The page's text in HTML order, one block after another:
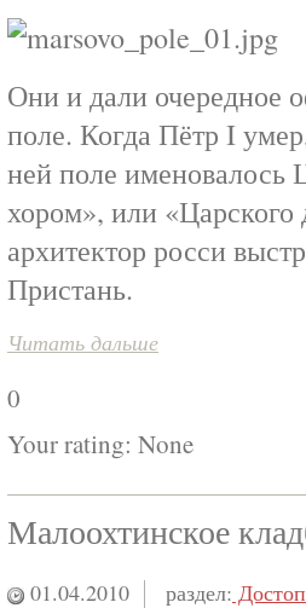
Они и дали очередное
поле. Когда Пётр I
ней поле
хором», или «Царского
архитектор росси
Пристань.
Читать дальше
0
Your rating: None
Малоохтинское
01.04.2010 раздел: